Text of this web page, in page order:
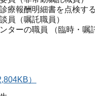
療報酬明細書を点検す
員（嘱託職員）
ターの職員 （臨時・嘱
）